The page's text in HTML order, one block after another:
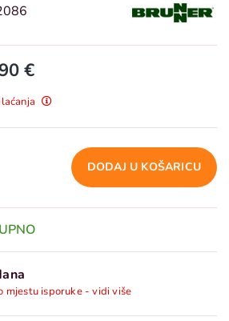
€
DODAJ U KOŠARICU
mjestu isporuke - vidi više